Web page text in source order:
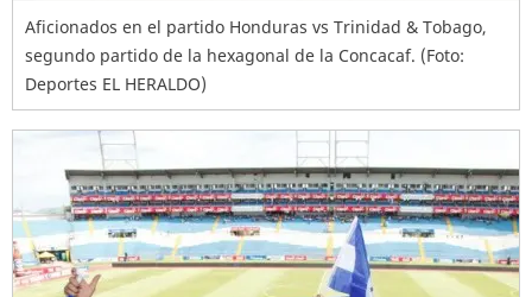
Aficionados en el partido Honduras vs Trinidad & Tobago,
segundo partido de la hexagonal de la Concacaf. (Foto:
Deportes EL HERALDO)